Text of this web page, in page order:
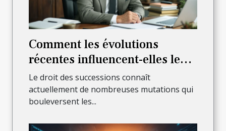
Comment les évolutions
récentes influencent-elles le
droit des successions ?
Le droit des successions connaît
actuellement de nombreuses mutations qui
bouleversent les...